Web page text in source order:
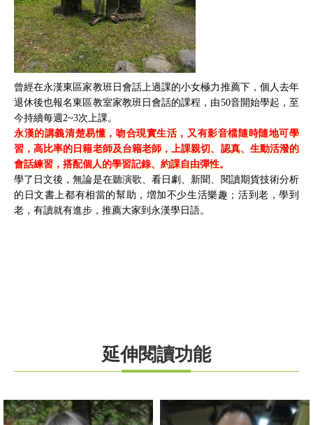
曾經在永漢東區家教班日會話上過課的小女極力推薦下，個人去年
退休後也報名東區教室家教班日會話的課程，由50音開始學起，至
今持續每週2~3次上課。
永漢的講義清楚易懂，吻合現實生活，又有影音檔隨時隨地可學
習，高比率的日籍老師及台籍老師，上課親切、認真、生動活潑的
會話練習，搭配個人的學習記錄、約課自由彈性。
學了日文後，無論是在聽演歌、看日劇、新聞、閱讀期貨技術分析
的日文書上都有相當的幫助，増加不少生活樂趣；活到老，學到
老，有讀就有進步，推薦大家到永漢學日語。
延伸閱讀功能